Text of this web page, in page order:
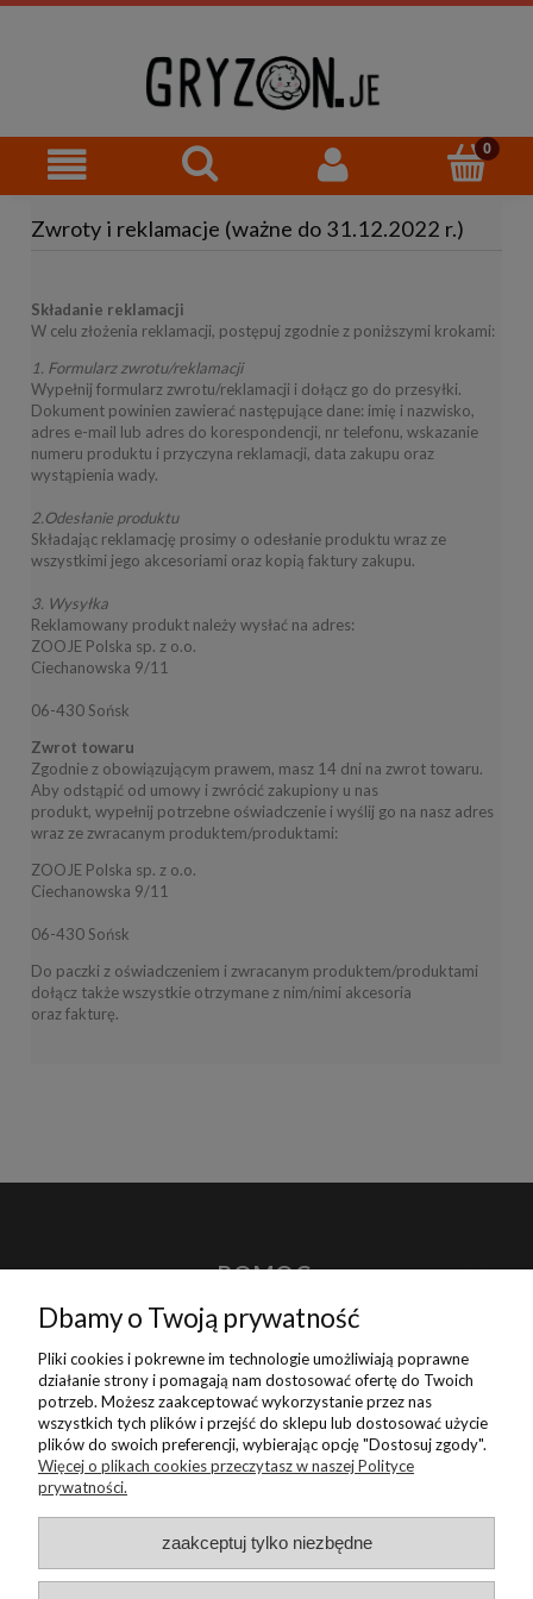
Zwroty i reklamacje (ważne do 31.12.2022 r.)
Składanie reklamacji
W celu złożenia reklamacji, postępuj zgodnie z poniższymi krokami:
1. Formularz zwrotu/reklamacji
Wypełnij formularz zwrotu/reklamacji i dołącz go do przesyłki.
Dokument powinien zawierać następujące dane: imię i nazwisko,
adres e-mail lub adres do korespondencji, nr telefonu, wskazanie
numeru produktu i przyczyna reklamacji, data zakupu oraz
wystąpienia wady.
2.Odesłanie produktu
Składając reklamację prosimy o odesłanie produktu wraz ze
wszystkimi jego akcesoriami oraz kopią faktury zakupu.
3. Wysyłka
Reklamowany produkt należy wysłać na adres:
ZOOJE Polska sp. z o.o.
Ciechanowska 9/11
06-430 Sońsk
Zwrot towaru
Zgodnie z obowiązującym prawem, masz 14 dni na zwrot towaru.
Aby odstąpić od umowy i zwrócić zakupiony u nas
produkt, wypełnij potrzebne oświadczenie i wyślij go na nasz adres
wraz ze zwracanym produktem/produktami:
ZOOJE Polska sp. z o.o.
Ciechanowska 9/11
06-430 Sońsk
Do paczki z oświadczeniem i zwracanym produktem/produktami
dołącz takżewszystkie otrzymane z nim/nimi akcesoria
orazfakturę.
POMOC
PŁATNOŚCI I DOSTAWA
O NAS
Dbamy o Twoją prywatność
Pliki cookies i pokrewne im technologie umożliwiają poprawne
działanie strony i pomagają nam dostosować ofertę do Twoich
potrzeb. Możesz zaakceptować wykorzystanie przez nas
wszystkich tych plików i przejść do sklepu lub dostosować użycie
plików do swoich preferencji, wybierając opcję "Dostosuj zgody".
Więcej o plikach cookies przeczytasz w naszej Polityce
prywatności.
zaakceptuj tylko niezbędne